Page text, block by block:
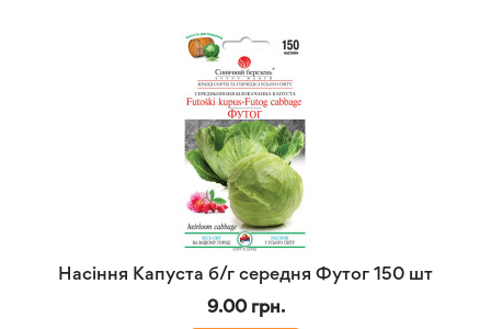
Насіння Капуста б/г середня Футог 150 шт
9.00 грн.